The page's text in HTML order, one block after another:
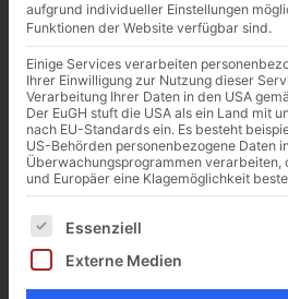
2,6 x
2,6
m
verfügbarer
Platz
1,2
m
dicke
Natursteinwände
aufgrund individueller Einstellungen
Funktionen der Website verfügbar sind.
Einige Services verarbeiten
Ihrer Einwilligung zur Nutzung dieser
Verarbeitung Ihrer Daten in den USA
Der EuGH stuft die USA als ein Land mit
nach EU-Standards ein. Es besteht
US-Behörden personenbezogene Daten
Überwachungsprogrammen verarbeiten,
und Europäer eine Klagemöglichkeit
Es folgt eine Liste der
Essenziell
Externe Medien